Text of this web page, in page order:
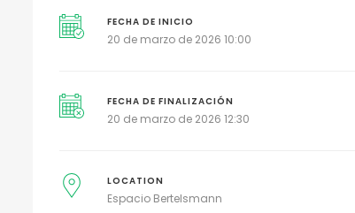
FECHA DE INICIO
20 de marzo de 2026 10:00
FECHA DE FINALIZACIÓN
20 de marzo de 2026 12:30
LOCATION
Espacio Bertelsmann